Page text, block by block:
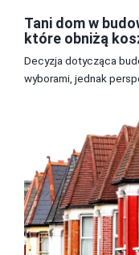
Tani dom w
które obniżą
Decyzja dotycząca
wyborami, jednak